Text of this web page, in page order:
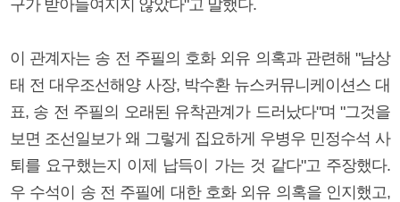
구가 받아들여지지 않았다"고 말했다.
이 관계자는 송 전 주필의 호화 외유 의혹과 관련해 "남상
태 전 대우조선해양 사장, 박수환 뉴스커뮤니케이션스 대
표, 송 전 주필의 오래된 유착관계가 드러났다"며 "그것을
보면 조선일보가 왜 그렇게 집요하게 우병우 민정수석 사
퇴를 요구했는지 이제 납득이 가는 것 같다"고 주장했다.
우 수석이 송 전 주필에 대한 호화 외유 의혹을 인지했고,